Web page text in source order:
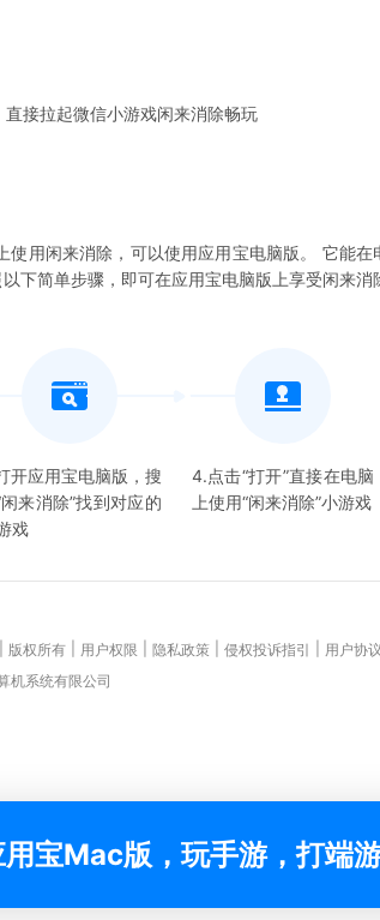
接拉起微信小游戏闲来消除畅玩
用闲来消除，可以使用应用宝电脑版。 它能在
下简单步骤，即可在应用宝电脑版上享受闲来消
开应用宝电脑版，搜
闲来消除”找到对应的
戏
4.点击“打开”直接在电脑
上使用“闲来消除”小游戏
版权所有 用户权限 隐私政策 侵权投诉指引
用户协议
机系统有限公司
宝Mac版，玩手游，打端